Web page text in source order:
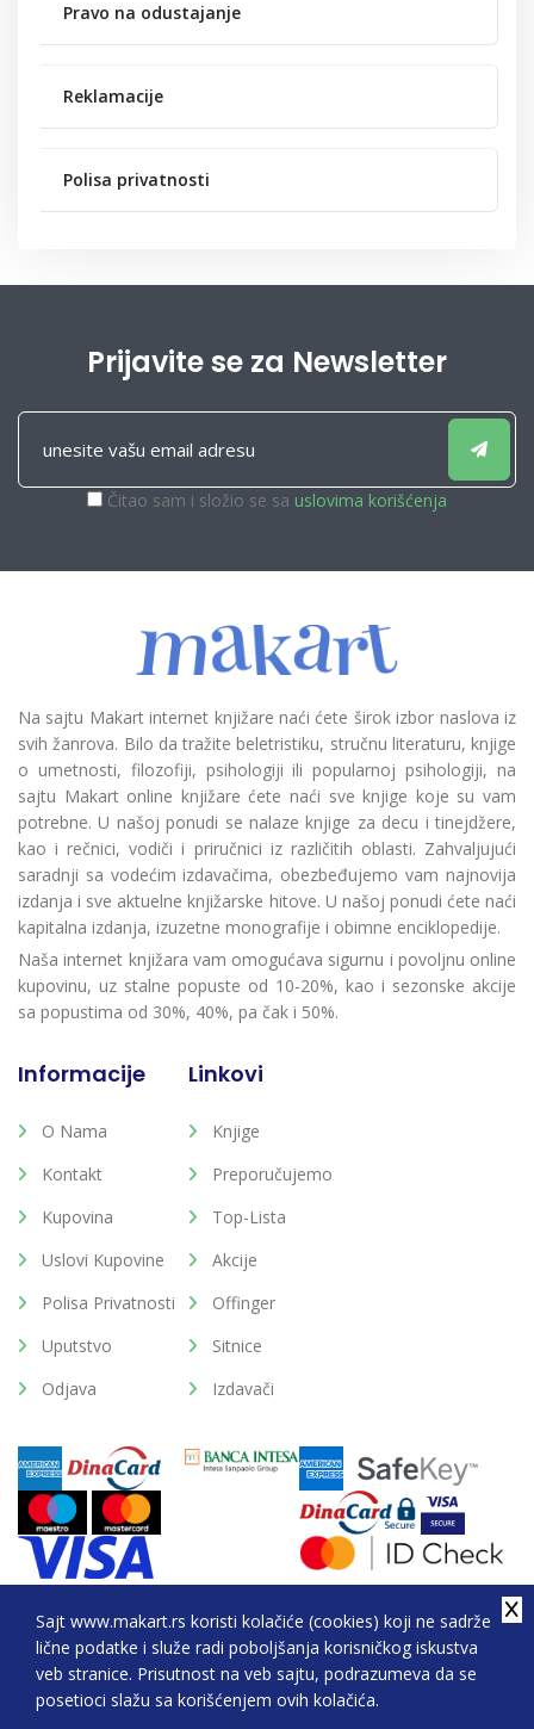
Sajt www.makart.rs koristi kolačiće (cookies) koji ne sadrže
lične podatke i služe radi poboljšanja korisničkog iskustva
veb stranice. Prisutnost na veb sajtu, podrazumeva da se
posetioci slažu sa korišćenjem ovih kolačića.
Pravo na odustajanje
Reklamacije
Polisa privatnosti
Prijavite se za Newsletter
Čitao sam i složio se sa uslovima korišćenja
Na sajtu Makart internet knjižare naći ćete širok izbor naslova iz
svih žanrova. Bilo da tražite beletristiku, stručnu literaturu, knjige
o umetnosti, filozofiji, psihologiji ili popularnoj psihologiji, na
sajtu Makart online knjižare ćete naći sve knjige koje su vam
potrebne. U našoj ponudi se nalaze knjige za decu i tinejdžere,
kao i rečnici, vodiči i priručnici iz različitih oblasti. Zahvaljujući
saradnji sa vodećim izdavačima, obezbeđujemo vam najnovija
izdanja i sve aktuelne knjižarske hitove. U našoj ponudi ćete naći
kapitalna izdanja, izuzetne monografije i obimne enciklopedije.
Naša internet knjižara vam omogućava sigurnu i povoljnu online
kupovinu, uz stalne popuste od 10-20%, kao i sezonske akcije
sa popustima od 30%, 40%, pa čak i 50%.
Informacije
O Nama
Kontakt
Kupovina
Uslovi Kupovine
Polisa Privatnosti
Uputstvo
Odjava
Linkovi
Knjige
Preporučujemo
Top-Lista
Akcije
Offinger
Sitnice
Izdavači
2026. All Rights Reserved © Makart.rs - MAKART DOO
BEOGRAD (NOVI BEOGRAD), PIB: 105184104, MB:
20337524